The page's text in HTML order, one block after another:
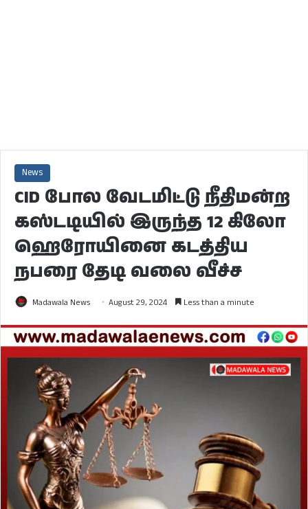
News
CID போல வேடமிட்டு நீதிமன்ற
கஸ்டடியில் இருந்த 12 கிலோ
ஹெரோயினை கடத்திய
நபரை தேடி வலை வீச்ச
Madawala News August 29, 2024 Less than a minute